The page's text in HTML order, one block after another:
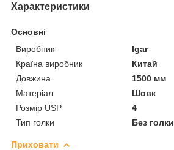
Характеристики
Основні
Виробник
Igar
Країна виробник
Китай
Довжина
1500 мм
Матеріал
Шовк
Розмір USP
4
Тип голки
Без голки
Приховати